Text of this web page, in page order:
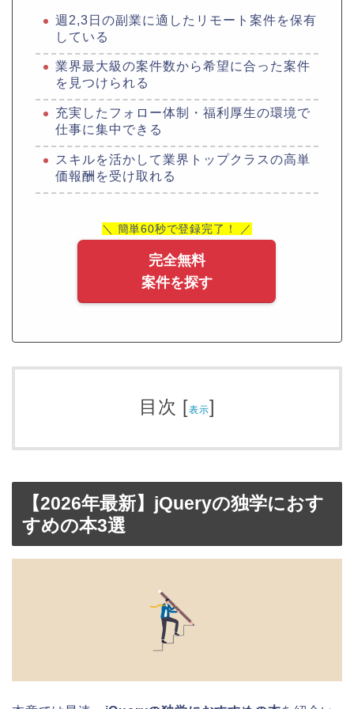
週2,3日の副業に適したリモート案件を保有
している
業界最大級の案件数から希望に合った案件
を見つけられる
充実したフォロー体制・福利厚生の環境で
仕事に集中できる
スキルを活かして業界トップクラスの高単
価報酬を受け取れる
＼ 簡単60秒で登録完了！ ／
完全無料
案件を探す
目次 [表示]
【2026年最新】jQueryの独学におす
すめの本3選